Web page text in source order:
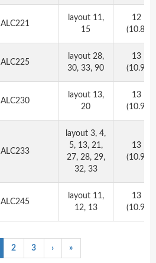
ALC221
layout 11,
15
12
(10.8)
ALC225
layout 28,
30, 33, 90
13
(10.9)
ALC230
layout 13,
20
13
(10.9)
ALC233
layout 3, 4,
5, 13, 21,
27, 28, 29,
32, 33
13
(10.9)
ALC245
layout 11,
12, 13
13
(10.9)
2 3 › »